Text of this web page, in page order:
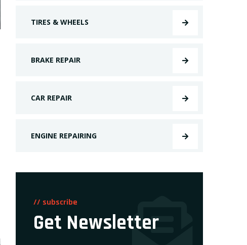
TIRES & WHEELS
BRAKE REPAIR
CAR REPAIR
ENGINE REPAIRING
// subscribe
Get Newsletter